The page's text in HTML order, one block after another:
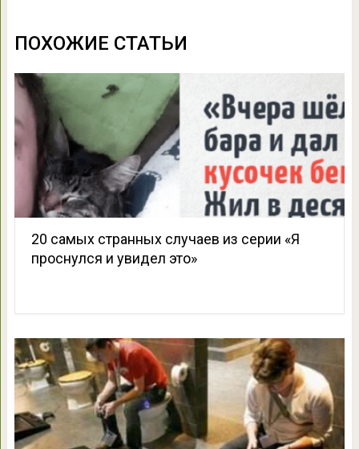
ПОХОЖИЕ СТАТЬИ
20 самых странных случаев из серии «Я
проснулся и увидел это»